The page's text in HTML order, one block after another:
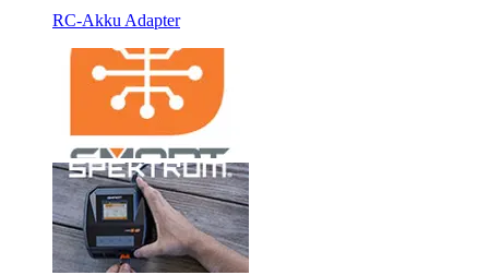
RC-Akku Adapter